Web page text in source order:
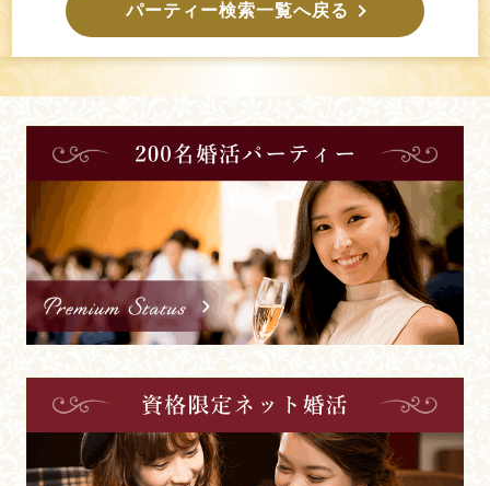
パーティー検索一覧へ戻る